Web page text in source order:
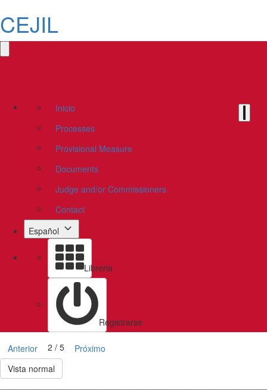
CEJIL
Inicio
Processes
Provisional Measure
Documents
Judge and/or Commissioners
Contact
Español
Libreria
Registrarse
Anterior 2 / 5
Próximo
Vista normal